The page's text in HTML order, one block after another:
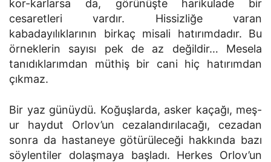
kor-karlarsa da, görünüşte harikulade bir
cesaretleri vardır. Hissizliğe varan
kabadayılıklarının birkaç misali hatırımdadır. Bu
örneklerin sayısı pek de az değildir… Mesela
tanıdıklarımdan müthiş bir cani hiç hatırımdan
çıkmaz.
Bir yaz günüydü. Koğuşlarda, asker kaçağı, meş-
ur haydut Orlov’un cezalandırılacağı, cezadan
sonra da hastaneye götürüleceği hakkında bazı
söylentiler dolaşmaya başladı. Herkes Orlov’un